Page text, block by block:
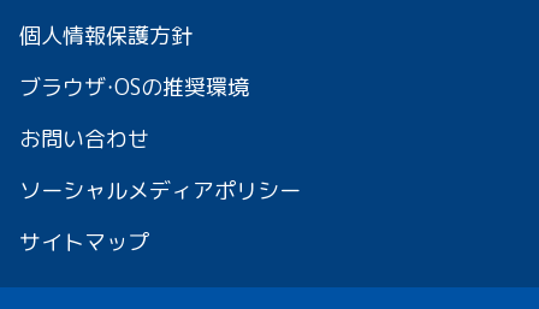
個人情報保護方針
ブラウザ・OSの推奨環境
お問い合わせ
ソーシャルメディアポリシー
サイトマップ